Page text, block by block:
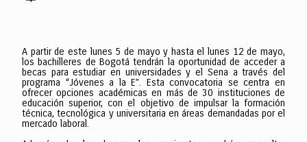
A partir de este lunes 5 de mayo y hasta el lunes 12 de mayo,
los bachilleres de Bogotá tendrán la oportunidad de acceder a
becas para estudiar en universidades y el Sena a través del
programa “Jóvenes a la E”. Esta convocatoria se centra en
ofrecer opciones académicas en más de 30 instituciones de
educación superior, con el objetivo de impulsar la formación
técnica, tecnológica y universitaria en áreas demandadas por el
mercado laboral.